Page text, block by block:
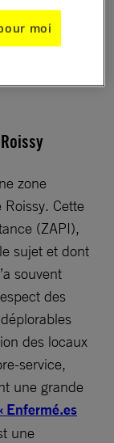
risque
exilées
zone
Cette
(ZAPI),
sujet et dont
souvent
des
des locaux
service,
une grande
Enfermé.es
une
moi